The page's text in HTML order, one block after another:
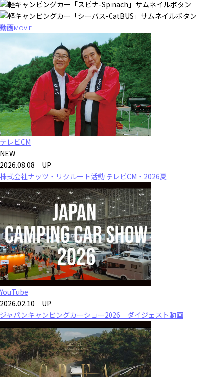
動画MOVIE
テレビCM
NEW
2026.08.08 UP
株式会社ナッツ・リクルート活動 テレビCM・2026夏
YouTube
2026.02.10 UP
ジャパンキャンピングカーショー2026 ダイジェスト動画